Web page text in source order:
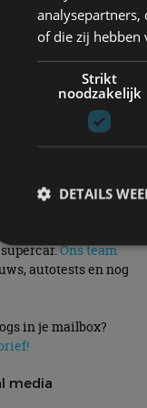
Elektrisch
Tech
het hart van een
kloppen. In beeld
Ons team
autotests en nog
in je mailbox?
media
of die zij
Strikt
noodzakelijk
DETAILS
accountbeheer. De